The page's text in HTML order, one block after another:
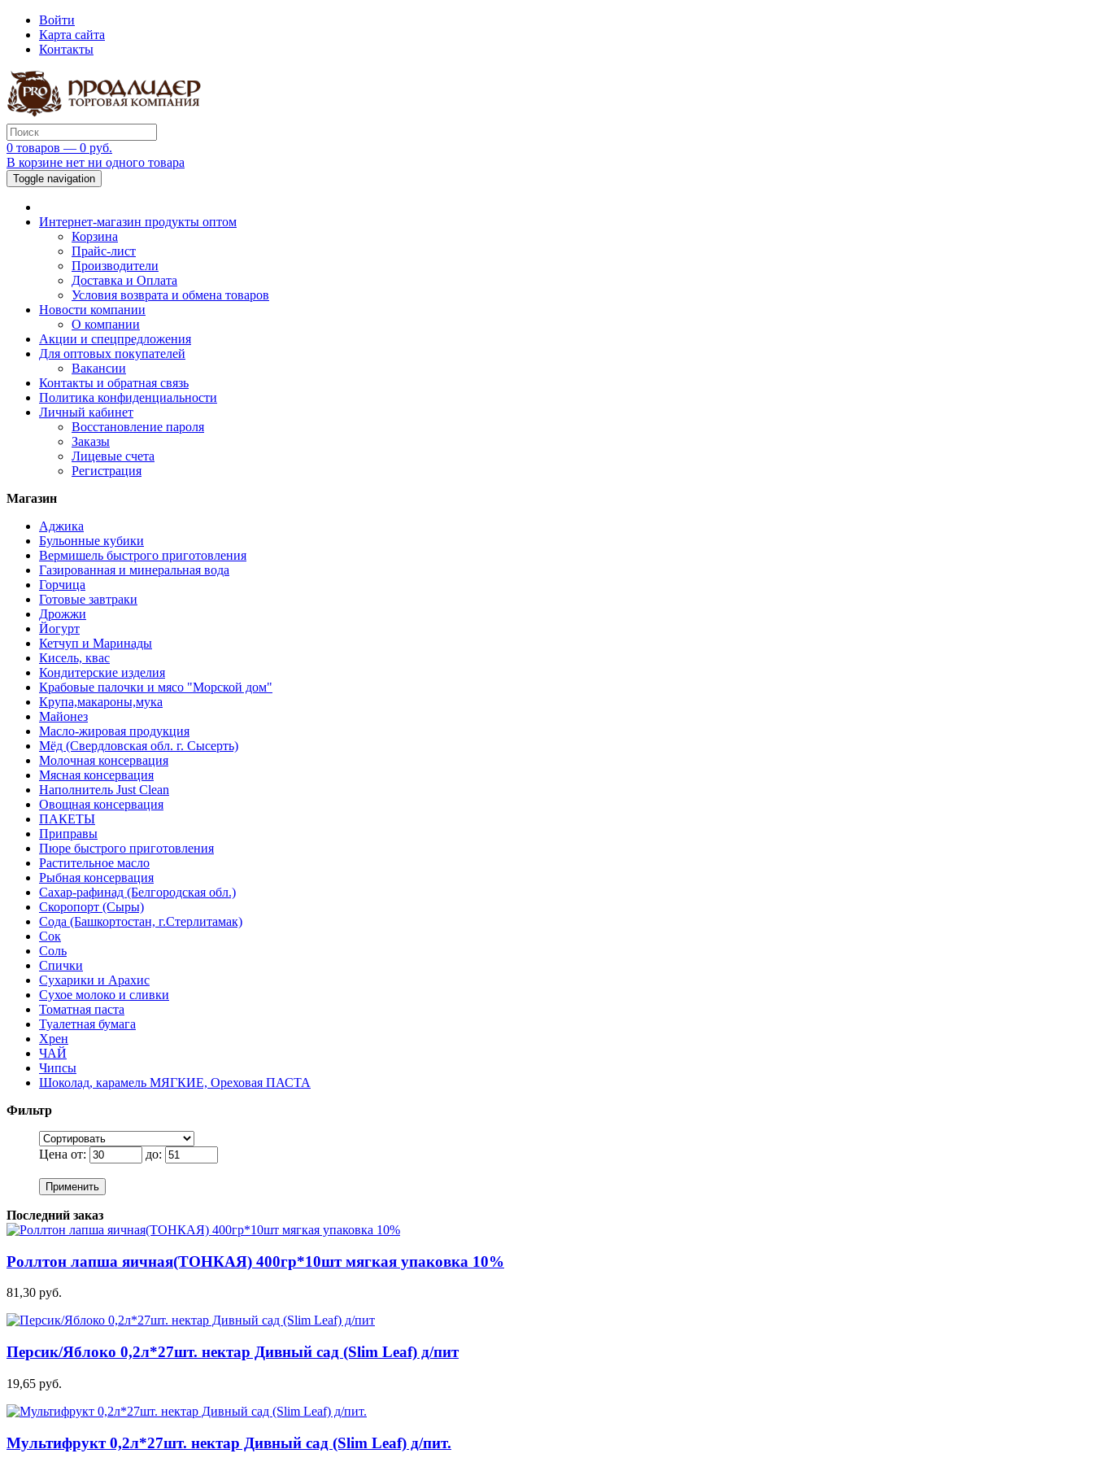
Войти
Карта сайта
Контакты
0 товаров — 0 руб.
В корзине нет ни одного товара
Toggle navigation
Интернет-магазин продукты оптом
Корзина
Прайс-лист
Производители
Доставка и Оплата
Условия возврата и обмена товаров
Новости компании
О компании
Акции и спецпредложения
Для оптовых покупателей
Вакансии
Контакты и обратная связь
Политика конфиденциальности
Личный кабинет
Восстановление пароля
Заказы
Лицевые счета
Регистрация
Магазин
Аджика
Бульонные кубики
Вермишель быстрого приготовления
Газированная и минеральная вода
Горчица
Готовые завтраки
Дрожжи
Йогурт
Кетчуп и Маринады
Кисель, квас
Кондитерские изделия
Крабовые палочки и мясо "Морской дом"
Крупа,макароны,мука
Майонез
Масло-жировая продукция
Мёд (Свердловская обл. г. Сысерть)
Молочная консервация
Мясная консервация
Наполнитель Just Clean
Овощная консервация
ПАКЕТЫ
Приправы
Пюре быстрого приготовления
Растительное масло
Рыбная консервация
Сахар-рафинад (Белгородская обл.)
Скоропорт (Сыры)
Сода (Башкортостан, г.Стерлитамак)
Сок
Соль
Спички
Сухарики и Арахис
Сухое молоко и сливки
Томатная паста
Туалетная бумага
Хрен
ЧАЙ
Чипсы
Шоколад, карамель МЯГКИЕ, Ореховая ПАСТА
Фильтр
Цена от: до:
Применить
Последний заказ
Роллтон лапша яичная(ТОНКАЯ) 400гр*10шт мягкая упаковка 10%
81,30 руб.
Персик/Яблоко 0,2л*27шт. нектар Дивный сад (Slim Leaf) д/пит
19,65 руб.
Мультифрукт 0,2л*27шт. нектар Дивный сад (Slim Leaf) д/пит.